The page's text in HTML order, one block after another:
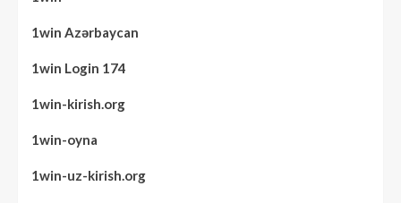
1win Azərbaycan
1win Login 174
1win-kirish.org
1win-oyna
1win-uz-kirish.org